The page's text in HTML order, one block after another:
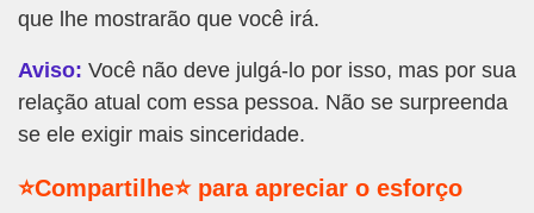
que lhe mostrarão que você irá.
Aviso: Você não deve julgá-lo por isso, mas por sua
relação atual com essa pessoa. Não se surpreenda
se ele exigir mais sinceridade.
⭐Compartilhe⭐ para apreciar o esforço